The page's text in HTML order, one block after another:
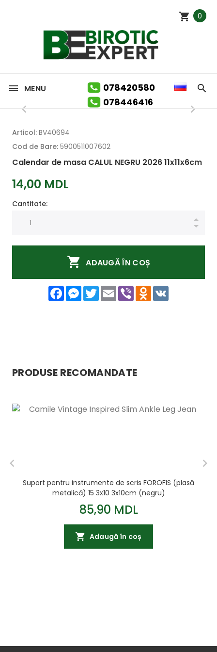
0
MENU
078420580
078446416
Articol: BV40694
Cod de Bare: 5900511007602
Calendar de masa CALUL NEGRU 2026 11x11x6cm
14,00 MDL
Cantitate:
ADAUGĂ ÎN COȘ
FacebookMessenger
TwitterEmailViberOdnoklassniki
PRODUSE RECOMANDATE
Suport pentru instrumente de scris FOROFIS (plasă
metalică) 15 3x10 3x10cm (negru)
85,90 MDL
Adaugă în coș